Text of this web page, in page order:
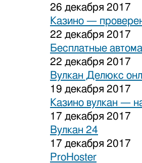
26 декабря 2017
Казино —
22 декабря 2017
Бесплатные
22 декабря 2017
Вулкан Делюкс
19 декабря 2017
Казино вулкан —
17 декабря 2017
Вулкан 24
17 декабря 2017
ProHoster